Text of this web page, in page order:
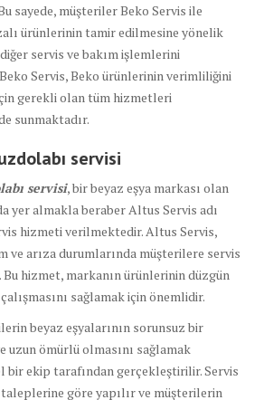
sayede, müşteriler Beko Servis ile
ürünlerinin tamir edilmesine yönelik
servis ve bakım işlemlerini
Servis, Beko ürünlerinin verimliliğini
gerekli olan tüm hizmetleri
sunmaktadır.
servisi
servisi, bir beyaz eşya markası olan
yer almakla beraber Altus Servis adı
hizmeti verilmektedir. Altus Servis,
ve arıza durumlarında müşterilere servis
hizmet, markanın ürünlerinin düzgün
sağlamak için önemlidir.
beyaz eşyalarının sorunsuz bir
uzun ömürlü olmasını sağlamak
bir ekip tarafından gerçekleştirilir. Servis
göre yapılır ve müşterilerin